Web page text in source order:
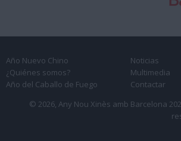
Año Nuevo Chino
¿Quiénes somos?
Año del Caballo de Fuego
Noticias
Multimedia
Contactar
© 2026, Any Nou Xinès amb Barcelona